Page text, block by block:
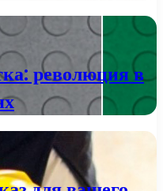
революция в